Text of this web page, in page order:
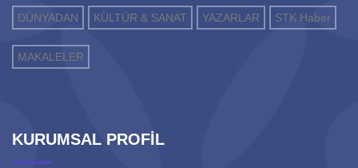
DÜNYADAN KÜLTÜR & SANAT YAZARLAR STK Haber
MAKALELER
KURUMSAL PROFİL